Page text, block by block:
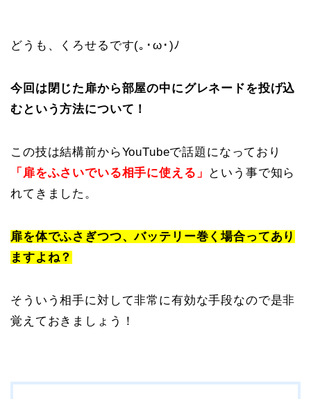
どうも、くろせるです(｡･ω･)ﾉ
今回は閉じた扉から部屋の中にグレネードを投げ込
むという方法について！
この技は結構前からYouTubeで話題になっており
「扉をふさいでいる相手に使える」
という事で知ら
れてきました。
扉を体でふさぎつつ、バッテリー巻く場合ってあり
ますよね？
そういう相手に対して非常に有効な手段なので是非
覚えておきましょう！